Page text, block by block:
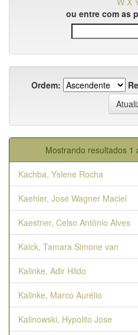
ou entre com as
Ordem:
Mostrando resultados 1
Kachba, Yslene Rocha
Kaehler, José Wagner Maciel
Kaestner, Celso Antônio Alves
Kaick, Tamara Simone van
Kalinke, Adir Hildo
Kalinke, Marco Aurélio
Kalinowski, Hypolito Jose